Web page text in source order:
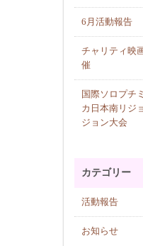
6月活動報告
チャリティ映
催
国際ソロプチ
カ日本南リジ
ジョン大会
カテゴリー
活動報告
お知らせ